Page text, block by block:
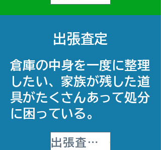
出張査定
​倉庫の中身を一度に整理
したい、家族が残した道
具がたくさんあって処分
に困っている。
出張査定へGO